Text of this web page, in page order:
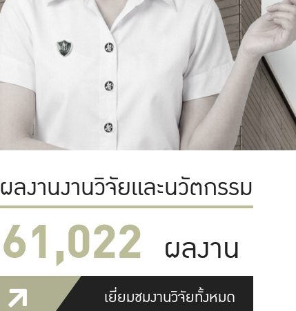
ผลงานงานวิจัยและนวัตกรรม
61,022 ผลงาน
เยี่ยมชมงานวิจัยทั้งหมด